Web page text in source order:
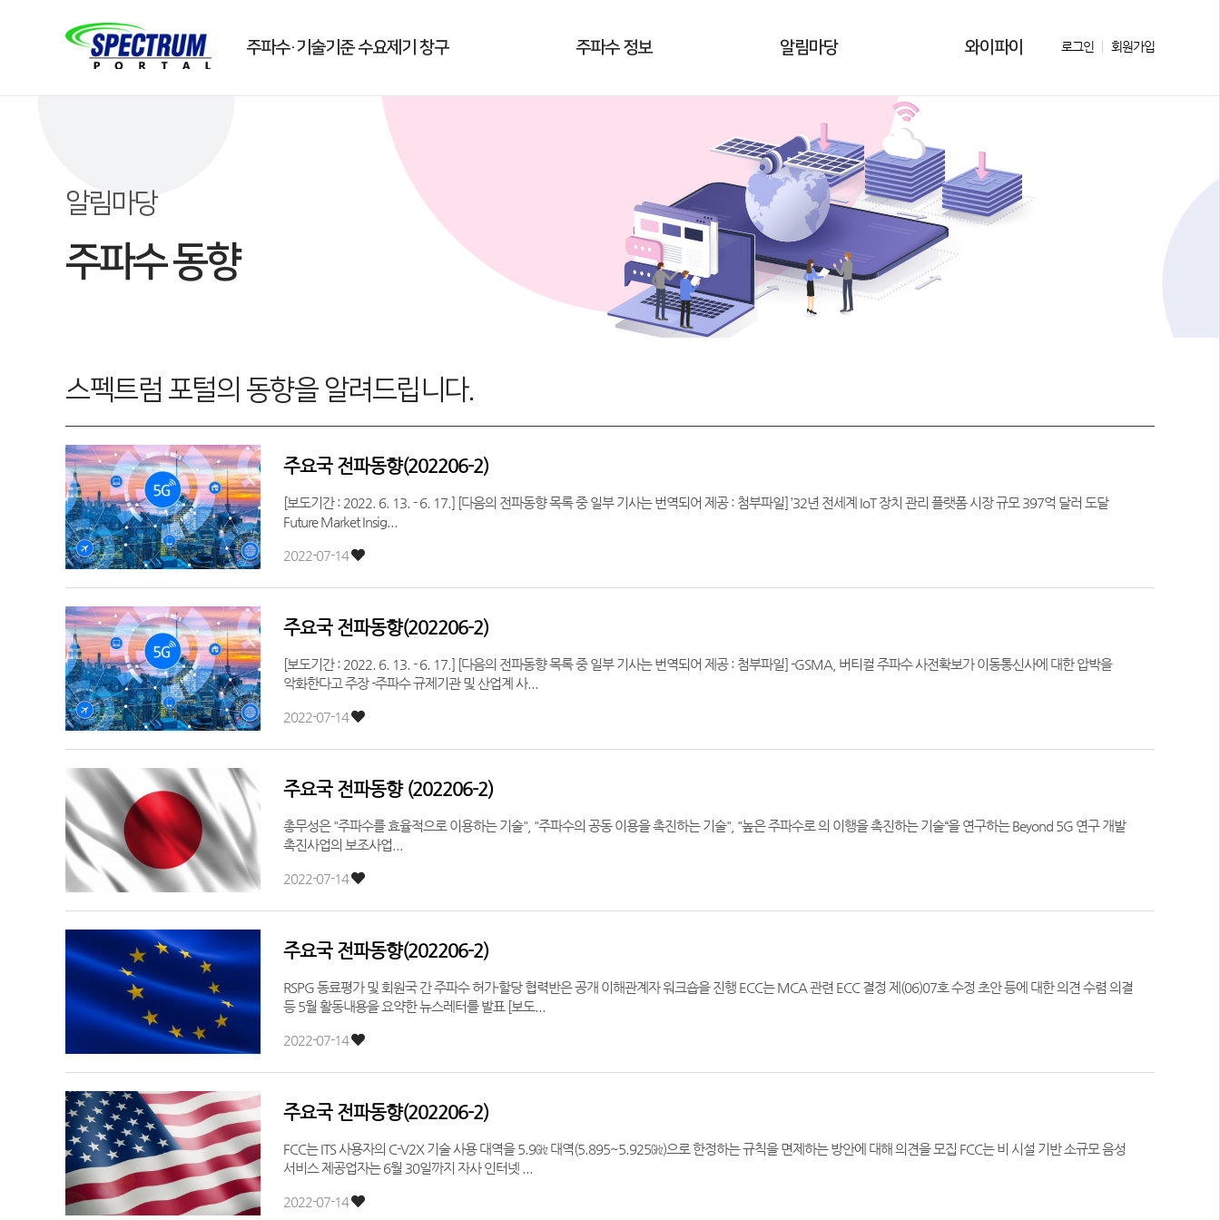
회원가입
로그인
주파수·기술기준 수요제기 창구 주파수 정보 알림마당 와이파이
알림마당
주파수 동향
스펙트럼 포털의 동향을 알려드립니다.
주요국 전파동향(202206-2)
[보도기간 : 2022. 6. 13. - 6. 17.] [다음의 전파동향 목록 중 일부 기사는 번역되어 제공 : 첨부파일] ’32년 전세계 IoT 장치 관리 플랫폼 시장 규모 397억 달러 도달
Future Market Insig...
2022-07-14
주요국 전파동향(202206-2)
[보도기간 : 2022. 6. 13. - 6. 17.] [다음의 전파동향 목록 중 일부 기사는 번역되어 제공 : 첨부파일] -GSMA, 버티컬 주파수 사전확보가 이동통신사에 대한 압박을
악화한다고 주장 -주파수 규제기관 및 산업계 사...
2022-07-14
주요국 전파동향 (202206-2)
총무성은 "주파수를 효율적으로 이용하는 기술", "주파수의 공동 이용을 촉진하는 기술", "높은 주파수로 의 이행을 촉진하는 기술“을 연구하는 Beyond 5G 연구 개발
촉진사업의 보조사업...
2022-07-14
주요국 전파동향(202206-2)
RSPG 동료평가 및 회원국 간 주파수 허가·할당 협력반은 공개 이해관계자 워크숍을 진행 ECC는 MCA 관련 ECC 결정 제(06)07호 수정 초안 등에 대한 의견 수렴 의결
등 5월 활동내용을 요약한 뉴스레터를 발표 [보도...
2022-07-14
주요국 전파동향(202206-2)
FCC는 ITS 사용자의 C-V2X 기술 사용 대역을 5.9㎓ 대역(5.895~5.925㎓)으로 한정하는 규칙을 면제하는 방안에 대해 의견을 모집 FCC는 비 시설 기반 소규모 음성
서비스 제공업자는 6월 30일까지 자사 인터넷 ...
2022-07-14